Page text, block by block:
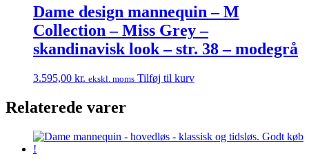
Dame design mannequin – M
Collection – Miss Grey –
skandinavisk look – str. 38 – modegrå
3.595,00 kr. ekskl. moms Tilføj til kurv
Relaterede varer